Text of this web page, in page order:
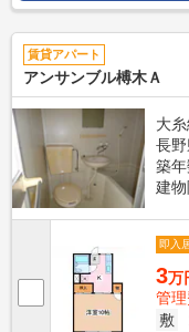
賃貸アパート
アンサンブル榑木Ａ
大
長
築年
建
即入
3万
管
敷